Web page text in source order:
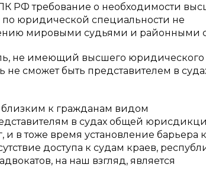
РФ требование о необходимости
юридической специальности не
мировыми судьями и районными
не имеющий высшего юридического
не сможет быть представителем в
близким к гражданам видом
в судах общей
в тоже время установление барьера к
доступа к судам краев,
на наш взгляд, является